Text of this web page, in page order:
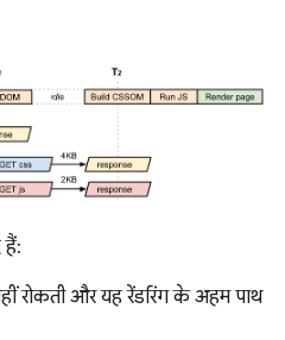
हैं:
रोकती और यह रेंडरिंग के अहम पाथ